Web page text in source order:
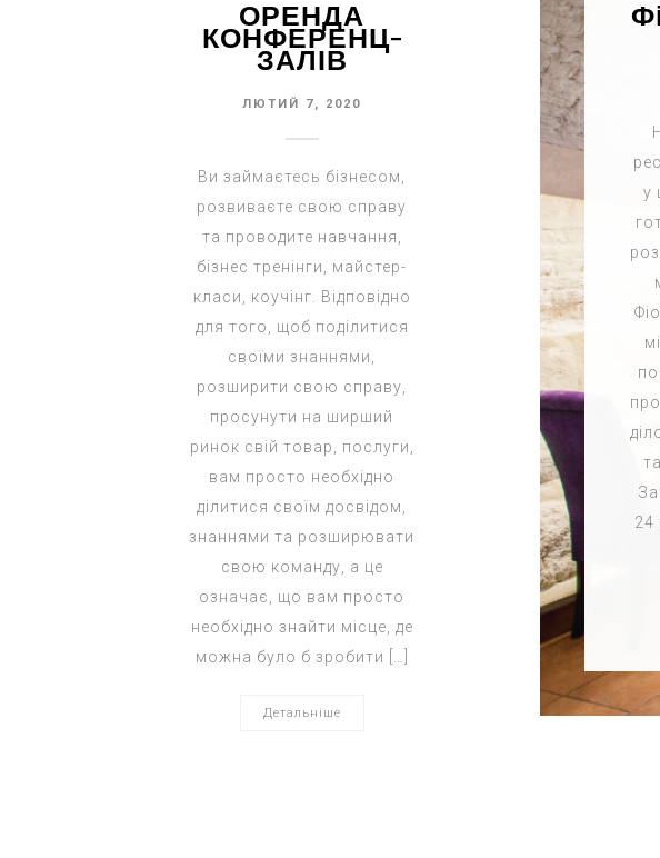
ОРЕНДА
КОНФЕРЕНЦ-
ЗАЛІВ
ЛЮТИЙ 7, 2020
Ви займаєтесь бізнесом,
розвиваєте свою справу
та проводите навчання,
бізнес тренінги, майстер-
класи, коучінг. Відповідно
для того, щоб поділитися
своїми знаннями,
розширити свою справу,
просунути на ширший
ринок свій товар, послуги,
вам просто необхідно
ділитися своїм досвідом,
знаннями та розширювати
свою команду, а це
означає, що вам просто
необхідно знайти місце, де
можна було б зробити […]
Детальніше
у
24